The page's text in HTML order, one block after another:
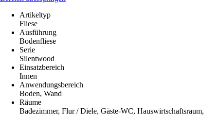
Artikeltyp
Fliese
Ausführung
Bodenfliese
Serie
Silentwood
Einsatzbereich
Innen
Anwendungsbereich
Boden, Wand
Räume
Badezimmer, Flur / Diele, Gäste-WC, Hauswirtschaftsraum,